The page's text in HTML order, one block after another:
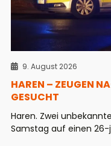
9. August 2026
HAREN – ZEUGEN
GESUCHT
Haren. Zwei
Samstag auf einen 26-